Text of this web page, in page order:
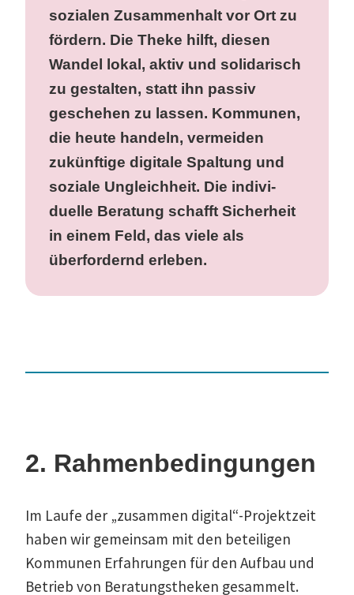
sozialen Zusam­menhalt vor Ort zu
fördern. Die Theke hilft, diesen
Wandel lokal, aktiv und solida­risch
zu gestalten, statt ihn passiv
geschehen zu lassen. Kommunen,
die heute handeln, vermeiden
zukünftige digitale Spaltung und
soziale Ungleichheit. Die indivi­
duelle Beratung schafft Sicherheit
in einem Feld, das viele als
überfor­dernd erleben.
2. Rahmenbedingungen
Im Laufe der „zusammen digital“-Projektzeit
haben wir gemeinsam mit den betei­ligen
Kommunen Erfah­rungen für den Aufbau und
Betrieb von Beratungs­theken gesammelt.